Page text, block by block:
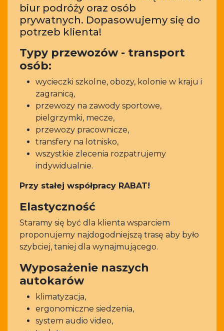
biur podróży oraz osób
prywatnych. Dopasowujemy się do
potrzeb klienta!
Typy przewozów - transport
osób:
wycieczki szkolne, obozy, kolonie w kraju i
zagranicą,
przewozy na zawody sportowe,
pielgrzymki, mecze,
przewozy pracownicze,
transfery na lotnisko,
wszystkie zlecenia rozpatrujemy
indywidualnie.
Przy stałej współpracy RABAT!
Elastyczność
Staramy się być dla klienta wsparciem
proponujemy najdogodniejszą trasę aby było
szybciej, taniej dla wynajmującego.
Wyposażenie naszych
autokarów
klimatyzacja,
ergonomiczne siedzenia,
system audio video,